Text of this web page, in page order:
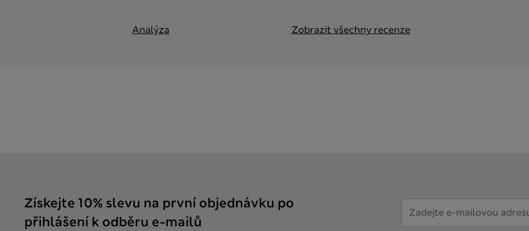
Analýza Zobrazit všechny recenze
Získejte 10% slevu na první objednávku po
přihlášení k odběru e-mailů